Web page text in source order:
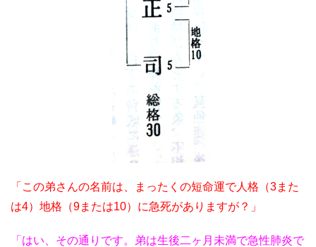
「この弟さんの名前は、まったくの短命運で人格（3また
は4）地格（9または10）に急死がありますが？」
「はい、その通りです。弟は生後二ヶ月未満で急性肺炎で